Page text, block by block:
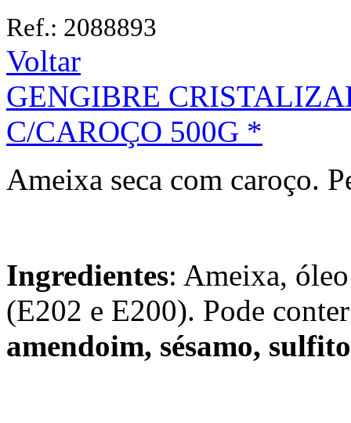
Ref.: 2088893
Voltar
GENGIBRE
C/CAROÇO 500G *
Ameixa seca com caroço.
Ingredientes: Ameixa,
(E202 e E200). Pode
amendoim, sésamo,